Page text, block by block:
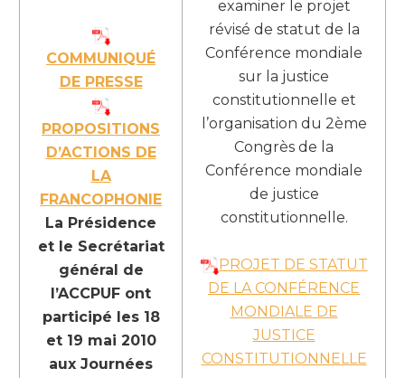
COMMUNIQUÉ
DE PRESSE
PROPOSITIONS
D’ACTIONS DE
LA
FRANCOPHONIE
La Présidence
et le Secrétariat
général de
l’ACCPUF ont
participé les 18
et 19 mai 2010
aux Journées
examiner le projet
révisé de statut de la
Conférence mondiale
sur la justice
constitutionnelle et
l’organisation du 2ème
Congrès de la
Conférence mondiale
de justice
constitutionnelle.
PROJET DE STATUT
DE LA CONFÉRENCE
MONDIALE DE
JUSTICE
CONSTITUTIONNELLE